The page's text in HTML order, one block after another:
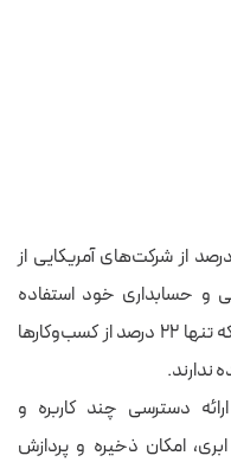
بر اساس آمارهای سال ۲۰۱۹، حدود ۶۰ درصد از شرکت‌های آمریکایی از
و حسابداری خود استفاده
می‌کنند. در واقع این آمار به ما می‌گوید که تنها ۲۲ درصد از کسب‌وکارها
ندارند.
دسترسی چند کاربره و
امکان ذخیره و پردازش